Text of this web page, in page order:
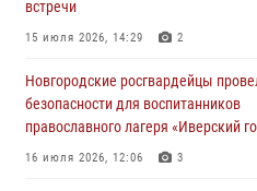
Новгородские росгвардейцы
30 июля 2026, 08:40 5
Новгородские росгвардейцы
встречи
15 июля 2026, 14:29 2
Новгородские росгвардейцы
безопасности для воспитанников
православного лагеря «Иверский
16 июля 2026, 12:06 3